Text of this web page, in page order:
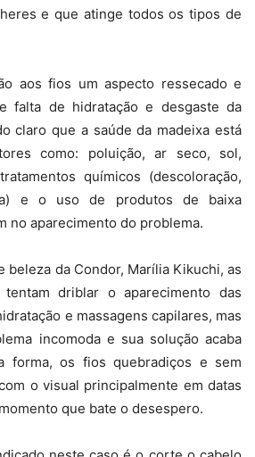
e que atinge todos os tipos de
aos fios um aspecto ressecado e
falta de hidratação e desgaste da
claro que a saúde da madeixa está
como: poluição, ar seco, sol,
químicos (descoloração,
e o uso de produtos de baixa
no aparecimento do problema.
beleza da Condor, Marília Kikuchi, as
driblar o aparecimento das
e massagens capilares, mas
incomoda e sua solução acaba
forma, os fios quebradiços e sem
o visual principalmente em datas
que bate o desespero.